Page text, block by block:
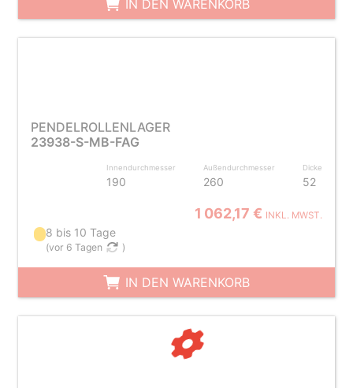
IN DEN WARENKORB
PENDELROLLENLAGER
23938-S-MB-FAG
Innendurchmesser
190
Außendurchmesser
260
Dicke
52
1 062,17 € INKL. MWST.
8 bis 10 Tage
(vor 6 Tagen )
IN DEN WARENKORB